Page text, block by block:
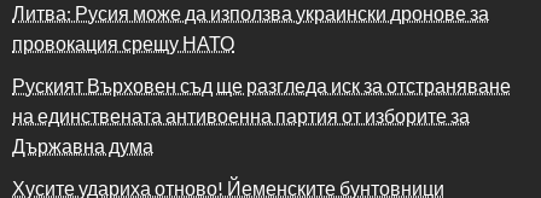
Литва: Русия може да използва украински дронове за
провокация срещу НАТО
Руският Върховен съд ще разгледа иск за отстраняване
на единствената антивоенна партия от изборите за
Държавна дума
Хусите удариха отново! Йеменските бунтовници